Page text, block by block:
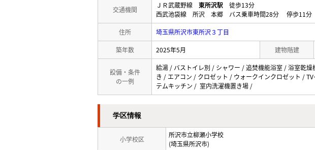
交通機関
ＪＲ武蔵野線 東所沢駅 徒歩13分
西武池袋線 所沢 本郷 バス乗車時間28分 停歩11分
住所 埼玉県所沢市東所沢３丁目
築年数 2025年5月 建物階建
設備・条件
の一例
給湯 / バストイレ別 / シャワー / 追焚機能浴室 / 浴室乾
き / エアコン / クロゼット / ウォークインクロゼット /
テムキッチン / 室内洗濯機置き場 /
学区情報
小学校区
所沢市立柳瀬小学校
(埼玉県所沢市)